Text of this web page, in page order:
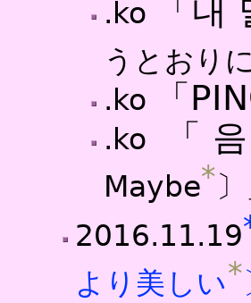
.ko
「내
うとおり
.ko
「
.ko 「
Maybe*〕
2016.11.19
より美しい*